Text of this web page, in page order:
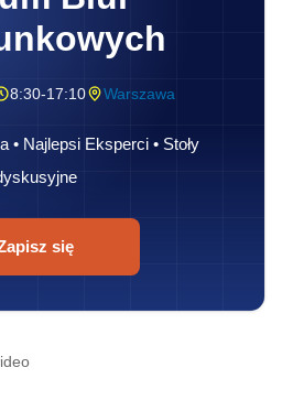
8:30-17:10 Warszawa
• Najlepsi Eksperci • Stoły
się